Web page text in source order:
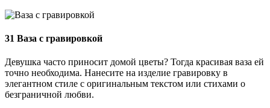
31 Ваза с гравировкой
Девушка часто приносит домой цветы? Тогда красивая ваза ей
точно необходима. Нанесите на изделие гравировку в
элегантном стиле с оригинальным текстом или стихами о
безграничной любви.